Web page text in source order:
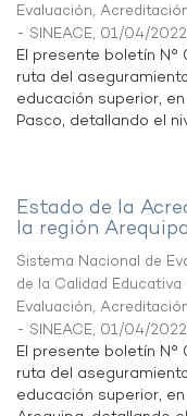
Evaluación,
- SINEACE, 01/04/2022
El presente boletín
ruta del
educación superior,
Pasco, detallando el
Estado de la
la región Arequipa
Sistema Nacional de
de la Calidad Educativa
Evaluación,
- SINEACE, 01/04/2022
El presente boletín
ruta del
educación superior,